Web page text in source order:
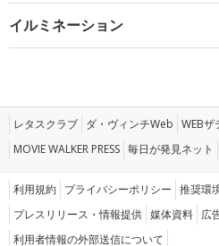
イルミネーション
レタスクラブ ダ・ヴィンチWeb WEBザ
MOVIE WALKER PRESS 毎日が発見ネット
利用規約 プライバシーポリシー 推奨環
プレスリリース・情報提供 媒体資料 広
利用者情報の外部送信について